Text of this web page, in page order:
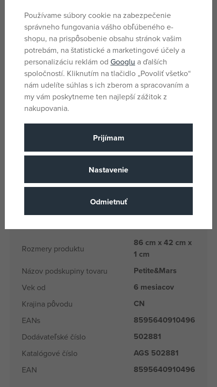
- podložka z pamäťovej peny zmierňuje dopad jazdy na
nerovnom teréne a podporuje správne držanie tela
- výhodou peny je odolnosť voči prachovým roztočom a
baktériám, pretože sa v nej neusadzujú a nemnožia
- celoročné použitie
- vložka je kompatibilná takmer s každým kočíkom a vďaka
niekoľkým otvorom je možné ju prispôsobiť
- možno prať v práčke
Materiálové zloženie poťahu: 100% bavlna, polyester v
Výplň: 100% polyuretánová pena.
Rozmery produktu
86 cm x 42 cm x
1 cm
Názov podskupiny tovaru Petite&Mars
Vek od 6 mesiacov
Krajina pôvodu CN
EANs 8595640910496
Dodávateľské číslo 502881
Katalógové číslo AGS 502881
EAN 8595640910496
Používame súbory cookie na zabezpečenie
správneho fungovania vášho obľúbeného e-
shopu, na prispôsobenie obsahu stránok vašim
potrebám, na štatistické a marketingové účely a
personalizáciu reklám od Googlu a ďalších
spoločností. Kliknutím na tlačidlo „Povoliť všetko“
nám udelíte súhlas s ich zberom a spracovaním a
my vám poskytneme ten najlepší zážitok z
nakupovania.
Prijímam
Nastavenie
Odmietnuť